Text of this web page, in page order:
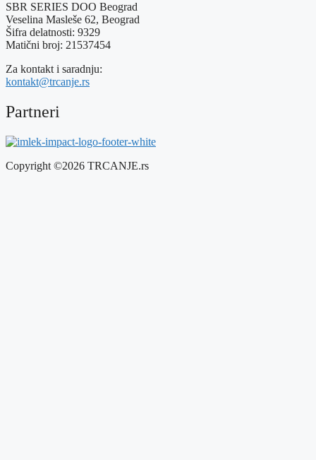
SBR SERIES DOO Beograd
Veselina Masleše 62, Beograd
Šifra delatnosti: 9329
Matični broj: 21537454
Za kontakt i saradnju:
kontakt@trcanje.rs
Partneri
Copyright ©2026 TRCANJE.rs